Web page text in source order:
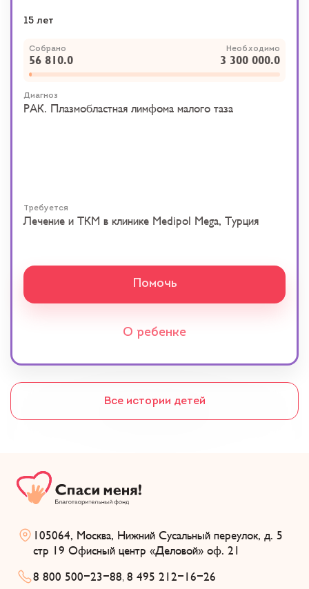
15 лет
Собрано
56 810.0
Необходимо
3 300 000.0
Диагноз
РАК. Плазмобластная лимфома малого таза
Требуется
Лечение и ТКМ в клинике Medipol Mega, Турция
Помочь
О ребенке
Все истории детей
105064, Москва, Нижний Сусальный переулок, д. 5
стр 19 Офисный центр «Деловой» оф. 21
8 800 500-23-88, 8 495 212-16-26